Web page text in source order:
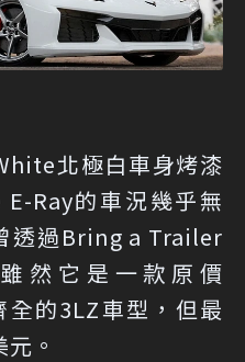
北極白車身烤漆
Ray的車況幾乎無
透過Bring a Trailer
然它是一款原價
的3LZ車型，但最
。